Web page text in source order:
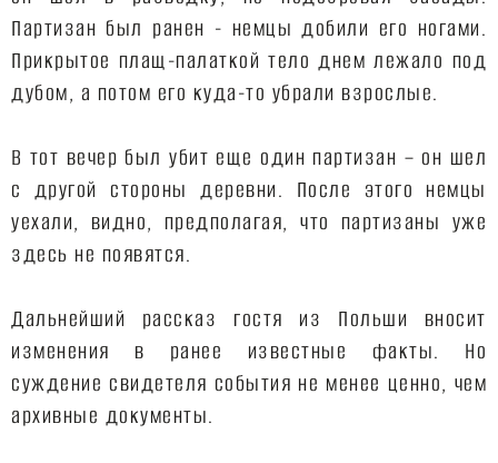
Партизан был ранен - немцы добили его ногами.
Прикрытое плащ-палаткой тело днем лежало под
дубом, а потом его куда-то убрали взрослые.
В тот вечер был убит еще один партизан – он шел
с другой стороны деревни. После этого немцы
уехали, видно, предполагая, что партизаны уже
здесь не появятся.
Дальнейший рассказ гостя из Польши вносит
изменения в ранее известные факты. Но
суждение свидетеля события не менее ценно, чем
архивные документы.